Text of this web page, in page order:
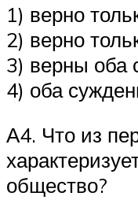
1) верно
2) верно
3) верны оба
4) оба
А4. Что из
общество?